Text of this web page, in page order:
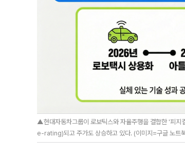
▲현대자동차그룹이 로보틱스와 자율주행을 결합한 '피
e-rating)되고 주가도 상승하고 있다. (이미지=구글 노트